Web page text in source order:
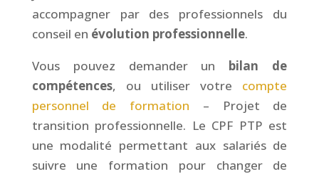
accompagner par des professionnels du
conseil en évolution professionnelle.
Vous pouvez demander un bilan de
compétences, ou utiliser votre compte
personnel de formation – Projet de
transition professionnelle. Le CPF PTP est
une modalité permettant aux salariés de
suivre une formation pour changer de